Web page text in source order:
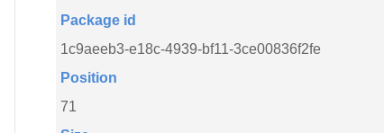
Package id
1c9aeeb3-e18c-4939-bf11-3ce00836f2fe
Position
71